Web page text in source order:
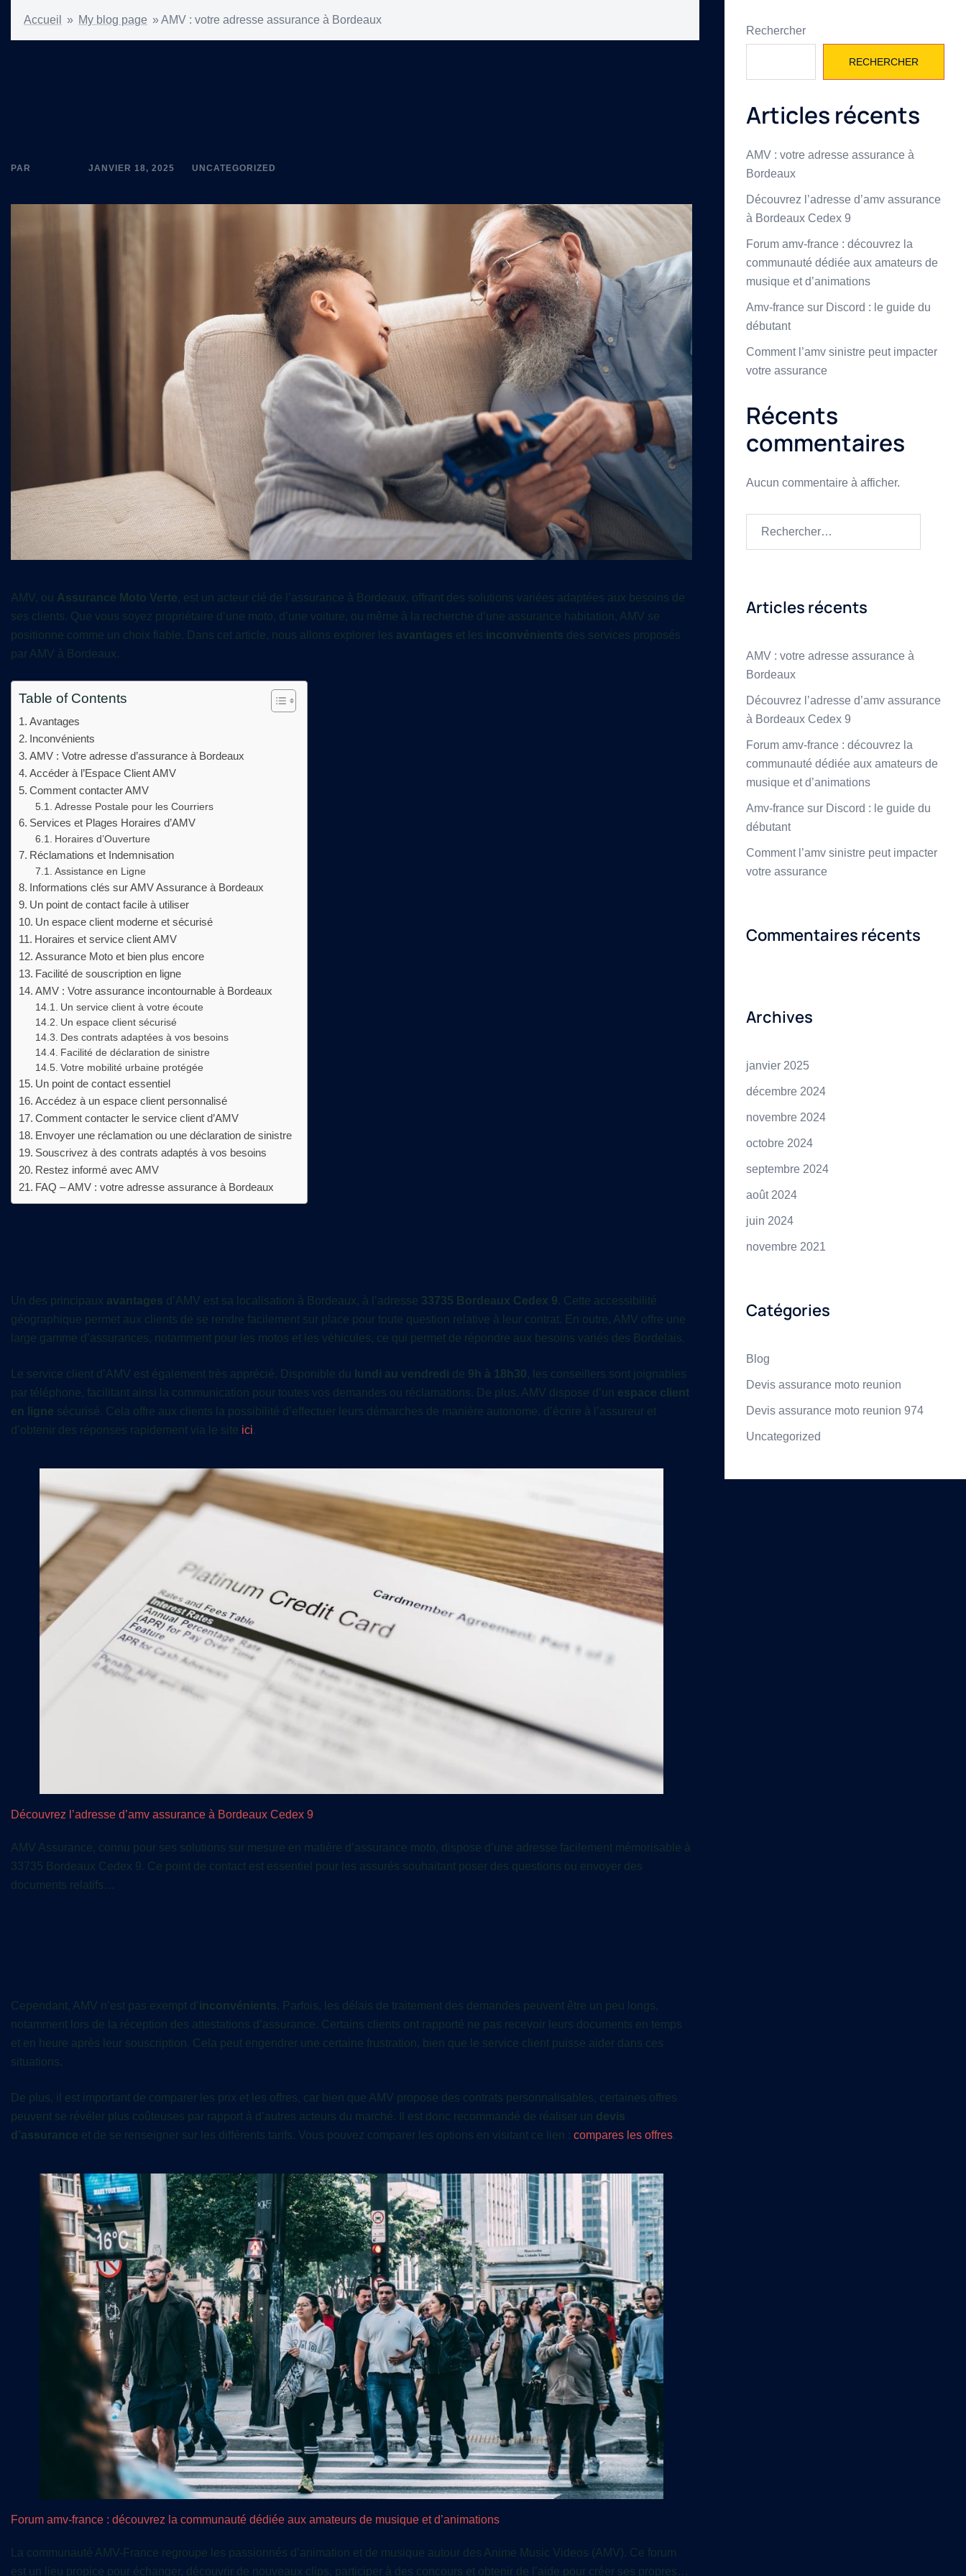
Accueil » My blog page »AMV : votre adresse assurance à Bordeaux
PAR JANVIER 18, 2025 UNCATEGORIZED
AMV, ou Assurance Moto Verte, est un acteur clé de l’assurance à Bordeaux, offrant des solutions variées adaptées aux besoins de
ses clients. Que vous soyez propriétaire d’une moto, d’une voiture, ou même à la recherche d’une assurance habitation, AMV se
positionne comme un choix fiable. Dans cet article, nous allons explorer les avantages et les inconvénients des services proposés
par AMV à Bordeaux.
Table of Contents
Avantages
Inconvénients
AMV : Votre adresse d’assurance à Bordeaux
Accéder à l’Espace Client AMV
Comment contacter AMV
Adresse Postale pour les Courriers
Services et Plages Horaires d’AMV
Horaires d’Ouverture
Réclamations et Indemnisation
Assistance en Ligne
Informations clés sur AMV Assurance à Bordeaux
Un point de contact facile à utiliser
Un espace client moderne et sécurisé
Horaires et service client AMV
Assurance Moto et bien plus encore
Facilité de souscription en ligne
AMV : Votre assurance incontournable à Bordeaux
Un service client à votre écoute
Un espace client sécurisé
Des contrats adaptées à vos besoins
Facilité de déclaration de sinistre
Votre mobilité urbaine protégée
Un point de contact essentiel
Accédez à un espace client personnalisé
Comment contacter le service client d’AMV
Envoyer une réclamation ou une déclaration de sinistre
Souscrivez à des contrats adaptés à vos besoins
Restez informé avec AMV
FAQ – AMV : votre adresse assurance à Bordeaux
Un des principaux avantages d’AMV est sa localisation à Bordeaux, à l’adresse 33735 Bordeaux Cedex 9. Cette accessibilité
géographique permet aux clients de se rendre facilement sur place pour toute question relative à leur contrat. En outre, AMV offre une
large gamme d’assurances, notamment pour les motos et les véhicules, ce qui permet de répondre aux besoins variés des Bordelais.
Le service client d’AMV est également très apprécié. Disponible du lundi au vendredi de 9h à 18h30, les conseillers sont joignables
par téléphone, facilitant ainsi la communication pour toutes vos demandes ou réclamations. De plus, AMV dispose d’un espace client
en ligne sécurisé. Cela offre aux clients la possibilité d’effectuer leurs démarches de manière autonome, d’écrire à l’assureur et
d’obtenir des réponses rapidement via le site ici.
Découvrez l’adresse d’amv assurance à Bordeaux Cedex 9
AMV Assurance, connu pour ses solutions sur mesure en matière d’assurance moto, dispose d’une adresse facilement mémorisable à
33735 Bordeaux Cedex 9. Ce point de contact est essentiel pour les assurés souhaitant poser des questions ou envoyer des
documents relatifs…
Cependant, AMV n’est pas exempt d’inconvénients. Parfois, les délais de traitement des demandes peuvent être un peu longs,
notamment lors de la réception des attestations d’assurance. Certains clients ont rapporté ne pas recevoir leurs documents en temps
et en heure après leur souscription. Cela peut engendrer une certaine frustration, bien que le service client puisse aider dans ces
situations.
De plus, il est important de comparer les prix et les offres, car bien que AMV propose des contrats personnalisables, certaines offres
peuvent se révéler plus coûteuses par rapport à d’autres acteurs du marché. Il est donc recommandé de réaliser un devis
d’assurance et de se renseigner sur les différents tarifs. Vous pouvez comparer les options en visitant ce lien : compares les offres.
Forum amv-france : découvrez la communauté dédiée aux amateurs de musique et d’animations
La communauté AMV-France regroupe les passionnés d’animation et de musique autour des Anime Music Videos (AMV). Ce forum
est un lieu propice pour échanger, découvrir de nouveaux clips, participer à des concours et obtenir de l’aide pour créer ses propres…
Rechercher
RECHERCHER
Articles récents
AMV : votre adresse assurance à
Bordeaux
Découvrez l’adresse d’amv assurance
à Bordeaux Cedex 9
Forum amv-france : découvrez la
communauté dédiée aux amateurs de
musique et d’animations
Amv-france sur Discord : le guide du
débutant
Comment l’amv sinistre peut impacter
votre assurance
Récents
commentaires
Aucun commentaire à afficher.
Articles récents
AMV : votre adresse assurance à
Bordeaux
Découvrez l’adresse d’amv assurance
à Bordeaux Cedex 9
Forum amv-france : découvrez la
communauté dédiée aux amateurs de
musique et d’animations
Amv-france sur Discord : le guide du
débutant
Comment l’amv sinistre peut impacter
votre assurance
Commentaires récents
Archives
janvier 2025
décembre 2024
novembre 2024
octobre 2024
septembre 2024
août 2024
juin 2024
novembre 2021
Catégories
Blog
Devis assurance moto reunion
Devis assurance moto reunion 974
Uncategorized